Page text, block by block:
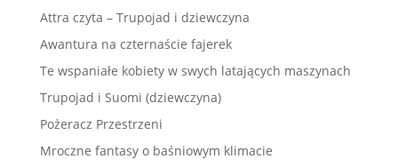
Attra czyta – Trupojad i dziewczyna
Awantura na czternaście fajerek
Te wspaniałe kobiety w swych latających maszynach
Trupojad i Suomi (dziewczyna)
Pożeracz Przestrzeni
Mroczne fantasy o baśniowym klimacie